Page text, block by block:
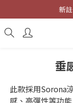
限時優惠
新
限時優惠
垂
此款採用Sorona
感、高彈性等功